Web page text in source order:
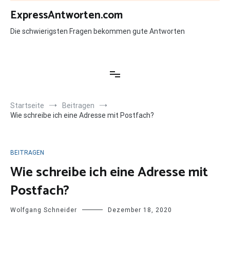
Zum
Inhalt
springen
ExpressAntworten.com
Die schwierigsten Fragen bekommen gute Antworten
Startseite
Beitragen
Wie schreibe ich eine Adresse mit Postfach?
BEITRAGEN
Wie schreibe ich eine Adresse mit
Postfach?
Wolfgang Schneider Dezember 18, 2020